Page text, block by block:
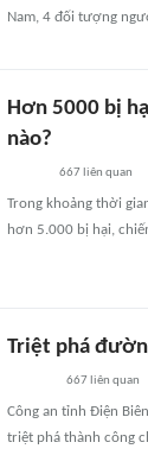
Nam, 4 đối tượng
Hơn 5000 bị
nào?
667 liên quan
Trong khoảng thời
hơn 5.000 bị hại,
Triệt phá
667liên quan
Công an tỉnh Điện
triệt phá thành công